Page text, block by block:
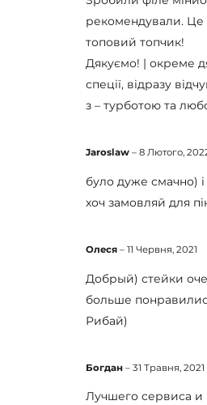
рекомендували. Це
топовий топчик!
Дякуємо! | окреме
спеції, відразу
з – турботою та
Jaroslaw – 8 Лютого,
було дуже смачно) і
хоч замовляй для
Олеся – 11 Червня, 2021
Добрый) стейки
больше
Рибай)
Богдан – 31 Травня, 2021
Лучшего сервиса и